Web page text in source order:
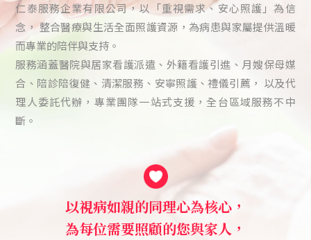
居家看護
仁泰服務企業有限公司，以「重視需求、安心照護」為信
念， 整合醫療與生活全面照護資源，為病患與家屬提供溫暖
而專業的陪伴與支持。
服務涵蓋醫院與居家看護派遣、外籍看護引進、月嫂保母媒
合、陪診陪復健、清潔服務、安寧照護、禮儀引薦， 以及代
理人委託代辦，專業團隊一站式支援，全台區域服務不中
斷。
以視病如親的同理心為核心，
為每位需要照顧的您與家人，